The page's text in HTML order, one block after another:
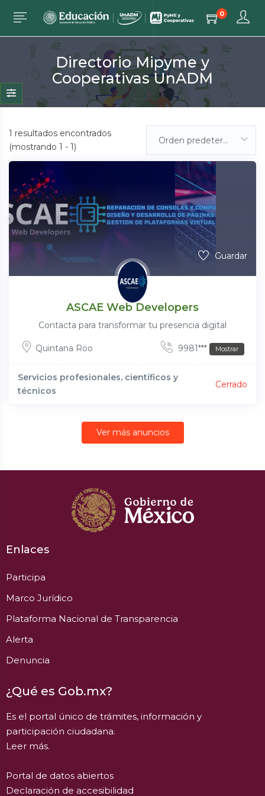
0
Directorio Mipyme y
Cooperativas UnADM
1 resultados encontrados
(mostrando 1 - 1)
Orden predeterminada
Guardar
ASCAE Web Developers
Contacta para transformar tu presencia digital
Quintana Roo 9981*** Mostrar
Servicios profesionales, científicos y
técnicos
Cerrado
Ver más anuncios
Enlaces
Participa
Marco Jurídico
Plataforma Nacional de Transparencia
Alerta
Denuncia
¿Qué es Gob.mx?
Es el portal único de trámites, información y
participación ciudadana.
Leer más.
Portal de datos abiertos
Declaración de accesibilidad